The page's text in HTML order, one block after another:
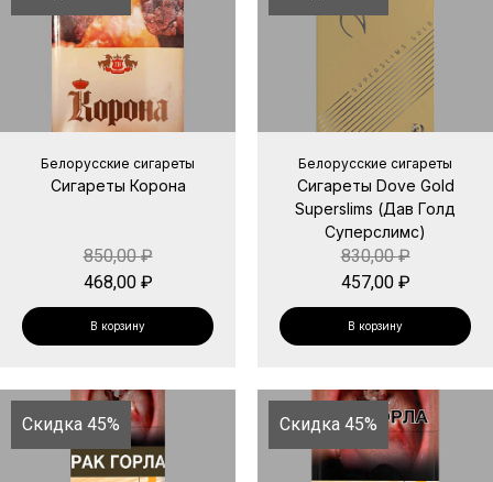
Белорусские сигареты
Сигареты Корона
850,00₽
468,00 ₽
В корзину
Белорусские сигареты
Сигареты Dove Gold
Superslims (Дав Голд
Суперслимс)
830,00₽
457,00 ₽
В корзину
Скидка 45% Скидка 45%